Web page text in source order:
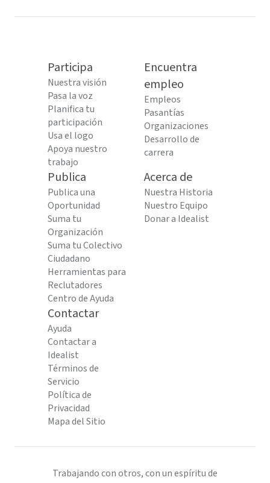
Participa
Nuestra visión
Pasa la voz
Planifica tu
participación
Usa el logo
Apoya nuestro
trabajo
Encuentra
empleo
Empleos
Pasantías
Organizaciones
Desarrollo de
carrera
Publica
Publica una
Oportunidad
Suma tu
Organización
Suma tu Colectivo
Ciudadano
Herramientas para
Reclutadores
Centro de Ayuda
Acerca de
Nuestra Historia
Nuestro Equipo
Donar a Idealist
Contactar
Ayuda
Contactar a
Idealist
Términos de
Servicio
Política de
Privacidad
Mapa del Sitio
Trabajando con otros, con un espíritu de